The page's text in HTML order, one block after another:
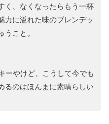
く、なくなったらもう一杯
力に溢れた味のブレンデッ
うこと。
ーやけど、こうして今でも
るのはほんまに素晴らしい